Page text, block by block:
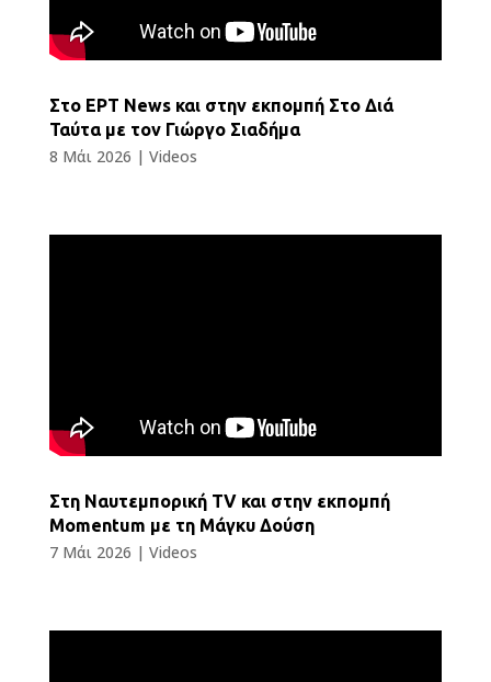
Στο ΕΡΤ News και στην εκπομπή Στο Διά
Ταύτα με τον Γιώργο Σιαδήμα
8 Μάι 2026 | Videos
Στη Ναυτεμπορική TV και στην εκπομπή
Momentum με τη Μάγκυ Δούση
7 Μάι 2026 | Videos